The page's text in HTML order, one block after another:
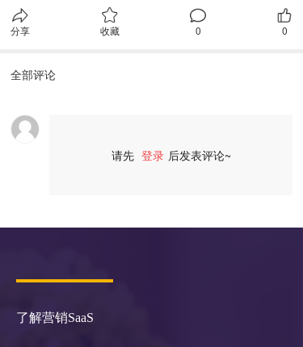
分享 收藏 0 0
全部评论
请先 登录 后发表评论~
了解营销SaaS